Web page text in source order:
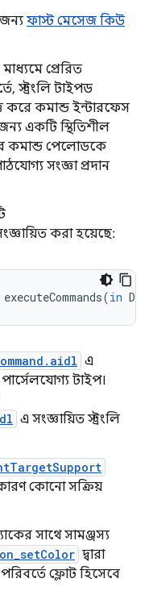
ফাস্ট মেসেজ কিউ
প্রেরিত
স্ট্রংলি টাইপড
করে কমান্ড ইন্টারফেস
একটি স্থিতিশীল
কমান্ড পেলোডকে
সংজ্ঞা প্রদান
করা হয়েছে:
executeCommands(in
এ
টাইপ।
এ সংজ্ঞায়িত স্ট্রংলি
কোনো সক্রিয়
সাথে সামঞ্জস্য
দ্বারা
ফ্লোট হিসেবে